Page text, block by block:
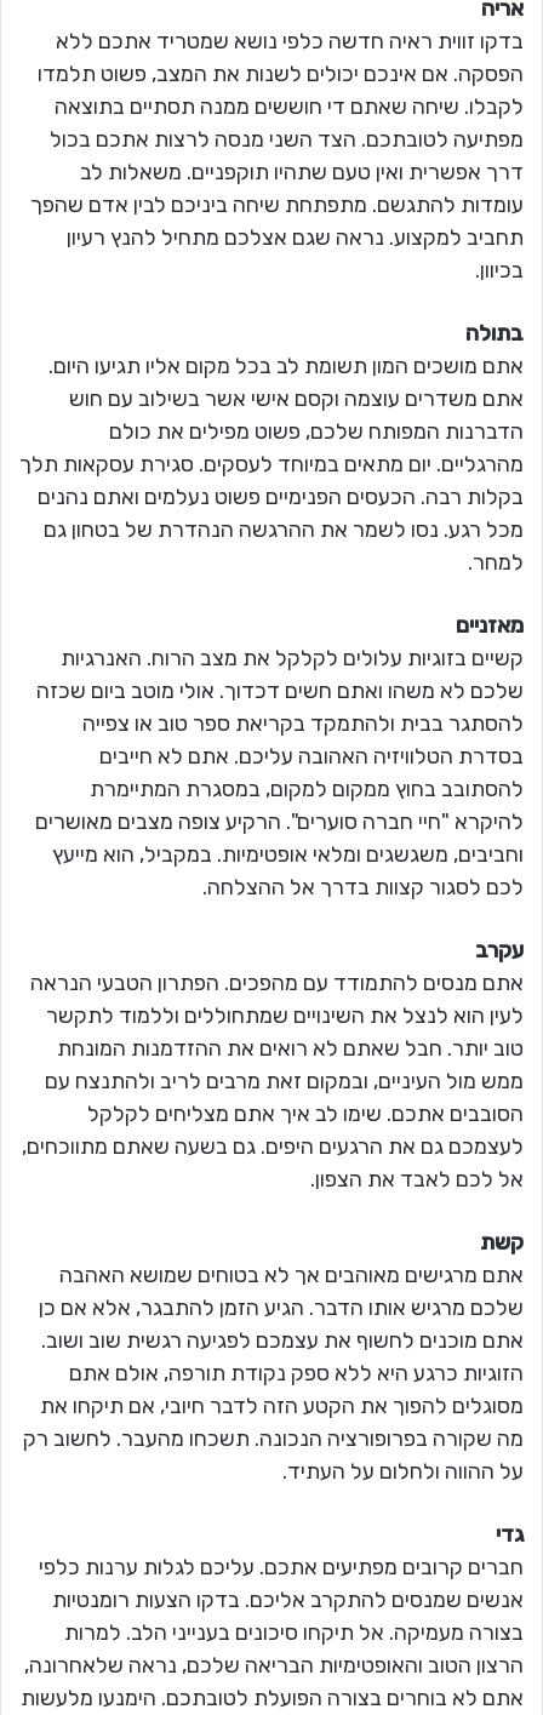
אריה
בדקו זווית ראיה חדשה כלפי נושא שמטריד אתכם ללא
הפסקה. אם אינכם יכולים לשנות את המצב, פשוט תלמדו
לקבלו. שיחה שאתם די חוששים ממנה תסתיים בתוצאה
מפתיעה לטובתכם. הצד השני מנסה לרצות אתכם בכול
דרך אפשרית ואין טעם שתהיו תוקפניים. משאלות לב
עומדות להתגשם. מתפתחת שיחה ביניכם לבין אדם שהפך
תחביב למקצוע. נראה שגם אצלכם מתחיל להנץ רעיון
בכיוון.
בתולה
אתם מושכים המון תשומת לב בכל מקום אליו תגיעו היום.
אתם משדרים עוצמה וקסם אישי אשר בשילוב עם חוש
הדברנות המפותח שלכם, פשוט מפילים את כולם
מהרגליים. יום מתאים במיוחד לעסקים. סגירת עסקאות תלך
בקלות רבה. הכעסים הפנימיים פשוט נעלמים ואתם נהנים
מכל רגע. נסו לשמר את ההרגשה הנהדרת של בטחון גם
למחר.
מאזניים
קשיים בזוגיות עלולים לקלקל את מצב הרוח. האנרגיות
שלכם לא משהו ואתם חשים דכדוך. אולי מוטב ביום שכזה
להסתגר בבית ולהתמקד בקריאת ספר טוב או צפייה
בסדרת הטלוויזיה האהובה עליכם. אתם לא חייבים
להסתובב בחוץ ממקום למקום, במסגרת המתיימרת
להיקרא "חיי חברה סוערים". הרקיע צופה מצבים מאושרים
וחביבים, משגשגים ומלאי אופטימיות. במקביל, הוא מייעץ
לכם לסגור קצוות בדרך אל ההצלחה.
עקרב
אתם מנסים להתמודד עם מהפכים. הפתרון הטבעי הנראה
לעין הוא לנצל את השינויים שמתחוללים וללמוד לתקשר
טוב יותר. חבל שאתם לא רואים את ההזדמנות המונחת
ממש מול העיניים, ובמקום זאת מרבים לריב ולהתנצח עם
הסובבים אתכם. שימו לב איך אתם מצליחים לקלקל
לעצמכם גם את הרגעים היפים. גם בשעה שאתם מתווכחים,
אל לכם לאבד את הצפון.
קשת
אתם מרגישים מאוהבים אך לא בטוחים שמושא האהבה
שלכם מרגיש אותו הדבר. הגיע הזמן להתבגר, אלא אם כן
אתם מוכנים לחשוף את עצמכם לפגיעה רגשית שוב ושוב.
הזוגיות כרגע היא ללא ספק נקודת תורפה, אולם אתם
מסוגלים להפוך את הקטע הזה לדבר חיובי, אם תיקחו את
מה שקורה בפרופורציה הנכונה. תשכחו מהעבר. לחשוב רק
על ההווה ולחלום על העתיד.
גדי
חברים קרובים מפתיעים אתכם. עליכם לגלות ערנות כלפי
אנשים שמנסים להתקרב אליכם. בדקו הצעות רומנטיות
בצורה מעמיקה. אל תיקחו סיכונים בענייני הלב. למרות
הרצון הטוב והאופטימיות הבריאה שלכם, נראה שלאחרונה,
אתם לא בוחרים בצורה הפועלת לטובתכם. הימנעו מלעשות